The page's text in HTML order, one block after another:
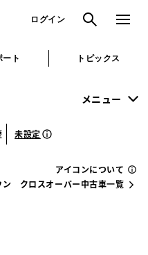
ログイン 検索 メニュ
ート トピックス
メニュー
未設定
アイコンについて
ン クロスオーバー中古車一覧